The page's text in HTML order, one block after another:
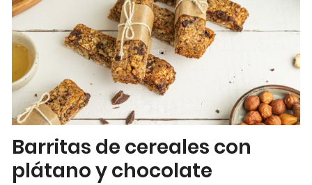
Barritas de cereales con
plátano y chocolate